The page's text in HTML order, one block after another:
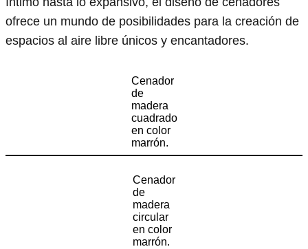
ofrece un mundo de posibilidades para la creación de
espacios al aire libre únicos y encantadores.
Cenador
de
madera
cuadrado
en color
marrón.
Cenador
de
madera
circular
en color
marrón.